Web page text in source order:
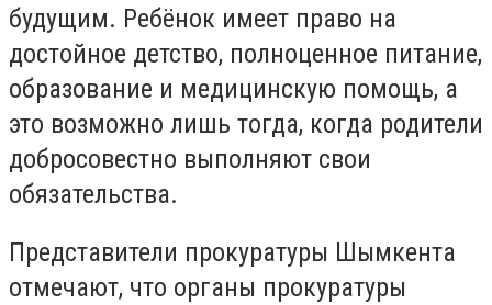
будущим. Ребёнок имеет право на
достойное детство, полноценное питание,
образование и медицинскую помощь, а
это возможно лишь тогда, когда родители
добросовестно выполняют свои
обязательства.
Представители прокуратуры Шымкента
отмечают, что органы прокуратуры